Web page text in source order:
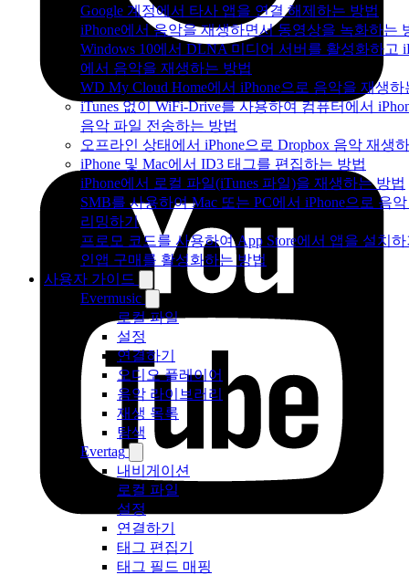
Google 계정에서 타사 앱을 연결 해제하는 방법
iPhone에서 음악을 재생하면서 동영상을 녹화하는
Windows 10에서 DLNA 미디어 서버를 활성화하고
에서 음악을 재생하는 방법
WD My Cloud Home에서 iPhone으로 음악을 재생
iTunes 없이 WiFi-Drive를 사용하여 컴퓨터에서
음악 파일 전송하는 방법
오프라인 상태에서 iPhone으로 Dropbox 음악 재생
iPhone 및 Mac에서 ID3 태그를 편집하는 방법
iPhone에서 로컬 파일(iTunes 파일)을 재생하는 방법
SMB를 사용하여 Mac 또는 PC에서 iPhone으로 음
리밍하기
프로모 코드를 사용하여 App Store에서 앱을 설치
인앱 구매를 활성화하는 방법
사용자 가이드
Evermusic
로컬 파일
설정
연결하기
오디오 플레이어
음악 라이브러리
재생 목록
탐색
Evertag
내비게이션
로컬 파일
설정
연결하기
태그 편집기
태그 필드 매핑